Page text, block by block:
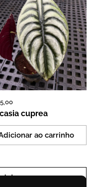
cuprea
ao carrinho